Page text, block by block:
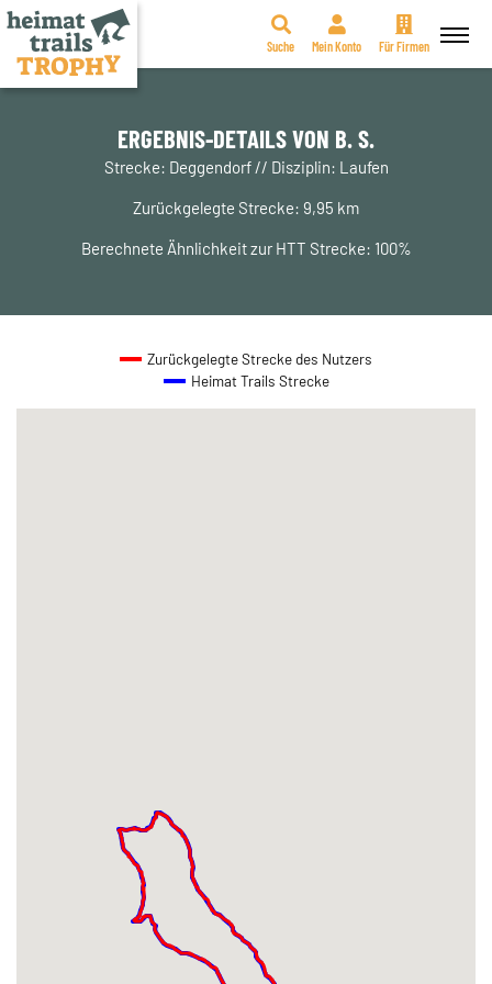
Zum
Suche Mein Konto Für Firmen
ERGEBNIS-DETAILS VON B. S.
Strecke: Deggendorf // Disziplin: Laufen
Zurückgelegte Strecke: 9,95 km
Berechnete Ähnlichkeit zur HTT Strecke: 100%
Zurückgelegte Strecke des Nutzers
Heimat Trails Strecke